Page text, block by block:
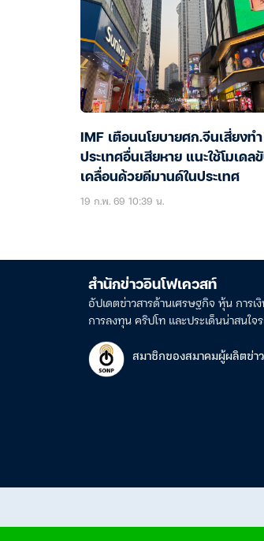
IMF เตือนนโยบายศก.จีนเสี่ยงทำ
ประเทศอื่นเสียหาย แนะใช้โมเดล
เคลื่อนด้วยดีมานด์ในประเทศ
19 ก.พ. 69 10:39 น.
สำนักข่าวอินโฟเควสท์
อัปเดตข่าวสารด้านเศรษฐกิจ หุ้น การเ
การลงทุน คริปโท และประเด็นน่าสนใจ
สมาชิกของสมาคมผู้ผลิตข่า